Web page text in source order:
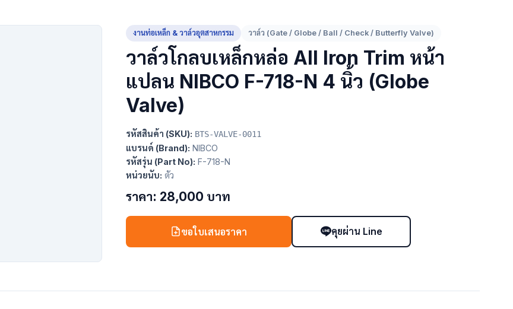
งานท่อเหล็ก & วาล์วอุตสาหกรรม วาล์ว (Gate / Globe / Ball / Check / Butterfly Valve)
วาล์วโกลบเหล็กหล่อ All Iron Trim หน้า
แปลน NIBCO F-718-N 4 นิ้ว (Globe
Valve)
รหัสสินค้า (SKU): BTS-VALVE-0011
แบรนด์ (Brand): NIBCO
รหัสรุ่น (Part No): F-718-N
หน่วยนับ: ตัว
ราคา: 28,000 บาท
ขอใบเสนอราคา คุยผ่าน Line